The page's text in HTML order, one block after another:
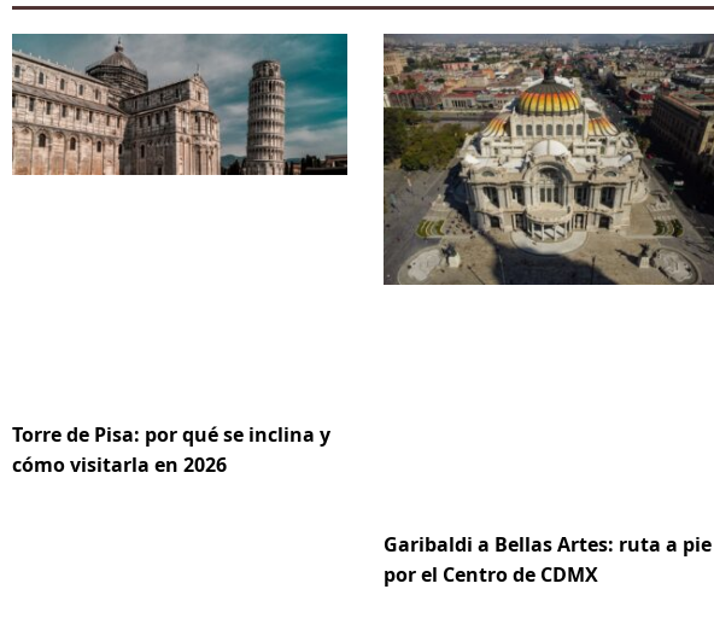
Torre de Pisa: por qué se inclina y
cómo visitarla en 2026
Garibaldi a Bellas Artes: ruta a pie
por el Centro de CDMX